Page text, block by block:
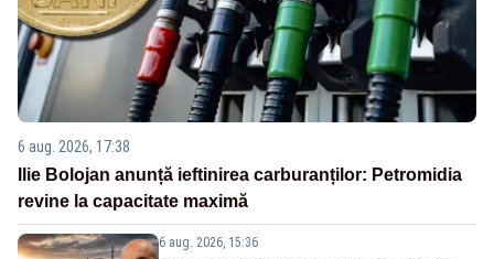
6 aug. 2026, 17:38
Ilie Bolojan anunță ieftinirea carburanților: Petromidia
revine la capacitate maximă
6 aug. 2026, 15:36